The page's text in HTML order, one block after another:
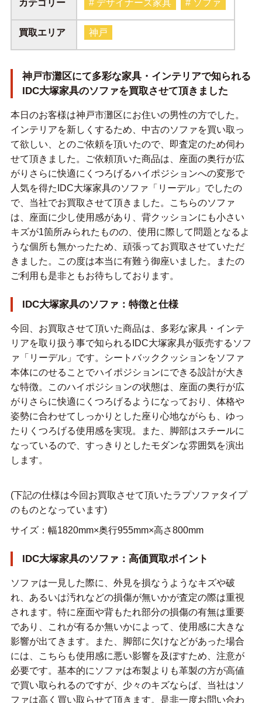
カテゴリー # デザイナーズ家具 # ソファ
買取エリア 神戸
神戸市灘区にて多彩な家具・インテリアで知られる
IDC大塚家具のソファを買取させて頂きました
本日のお客様は神戸市灘区にお住いの男性の方でした。
インテリアを新しくするため、中古のソファを買い取っ
て欲しい、とのご依頼を頂いたので、即査定のため伺わ
せて頂きました。ご依頼頂いた商品は、座面の奥行が広
がりさらに快適にくつろげるハイポジションへの変形で
人気を得たIDC大塚家具のソファ「リーデル」でしたの
で、当社でお買取させて頂きました。こちらのソファ
は、座面に少し使用感があり、背クッションにも小さい
キズが1箇所みられたものの、使用に際して問題となるよ
うな個所も無かったため、頑張ってお買取させていただ
きました。この度は本当に有難う御座いました。またの
ご利用も是非ともお待ちしております。
IDC大塚家具のソファ：特徴と仕様
今回、お買取させて頂いた商品は、多彩な家具・インテ
リアを取り扱う事で知られるIDC大塚家具が販売するソフ
ァ「リーデル」です。シートバッククッションをソファ
本体にのせることでハイポジションにできる設計が大き
な特徴。このハイポジションの状態は、座面の奥行が広
がりさらに快適にくつろげるようになっており、体格や
姿勢に合わせてしっかりとした座り心地ながらも、ゆっ
たりくつろげる使用感を実現。また、脚部はスチールに
なっているので、すっきりとしたモダンな雰囲気を演出
します。
(下記の仕様は今回お買取させて頂いたラプソファタイプ
のものとなっています)
サイズ：幅1820mm×奥行955mm×高さ800mm
IDC大塚家具のソファ：高価買取ポイント
ソファは一見した際に、外見を損なうようなキズや破
れ、あるいは汚れなどの損傷が無いかが査定の際は重視
されます。特に座面や背もたれ部分の損傷の有無は重要
であり、これが有るか無いかによって、使用感に大きな
影響が出てきます。また、脚部に欠けなどがあった場合
には、こちらも使用感に悪い影響を及ぼすため、注意が
必要です。基本的にソファは布製よりも革製の方が高値
で買い取られるのですが、少々のキズならば、当社はソ
ファは高く買い取らせて頂きます。是非一度お問い合わ